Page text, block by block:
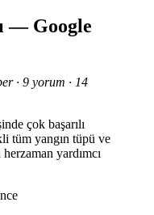
— Google
· 9 yorum · 14
çok başarılı
tüm yangın tüpü ve
yardımcı